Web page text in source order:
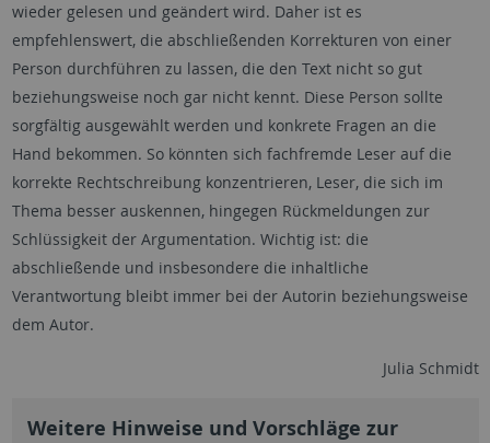
wieder gelesen und geändert wird. Daher ist es
empfehlenswert, die abschließenden Korrekturen von einer
Person durchführen zu lassen, die den Text nicht so gut
beziehungsweise noch gar nicht kennt. Diese Person sollte
sorgfältig ausgewählt werden und konkrete Fragen an die
Hand bekommen. So könnten sich fachfremde Leser auf die
korrekte Rechtschreibung konzentrieren, Leser, die sich im
Thema besser auskennen, hingegen Rückmeldungen zur
Schlüssigkeit der Argumentation. Wichtig ist: die
abschließende und insbesondere die inhaltliche
Verantwortung bleibt immer bei der Autorin beziehungsweise
dem Autor.
Julia Schmidt
Weitere Hinweise und Vorschläge zur